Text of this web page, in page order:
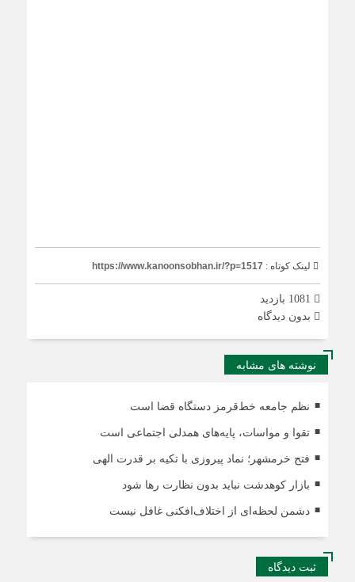
لینک کوتاه : https://www.kanoonsobhan.ir/?p=1517
بدون دیدگاه
نوشته های مشابه
نظم جامعه خط‌قرمز دستگاه قضا است
تقوا و مواسات، پایه‌های همدلی اجتماعی است
فتح خرمشهر؛ نماد پیروزی با تکیه بر قدرت الهی
بازار کوهدشت نباید بدون نظارت رها شود
دشمن لحظه‌ای از اختلاف‌افکنی غافل نیست
ثبت دیدگاه